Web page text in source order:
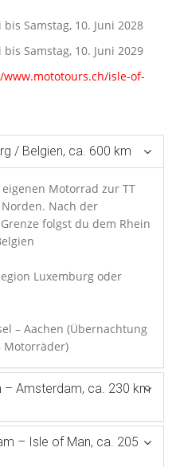
Samstag, 10. Juni 2028
Samstag, 10. Juni 2029
isle-of-
/ Belgien, ca. 600 km
eigenen Motorrad zur TT
Nach der
folgst du dem Rhein
Luxemburg oder
– Aachen (Übernachtung
Motorräder)
– Amsterdam, ca. 230 km
– Isle of Man, ca. 205